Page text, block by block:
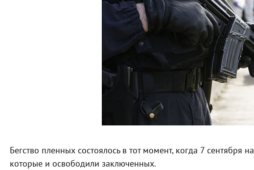
Бегство пленных состоялось в тот момент, когда 7
которые и освободили заключенных.